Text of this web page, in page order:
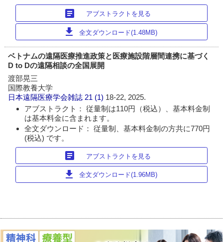
article アブストラクトを見る
download 全文ダウンロード(1.48MB)
ベトナムの遠隔医療推進政策と医療施設階層間連携に基づく
D to Dの遠隔相談の全国展開
渡部晃三
国際教養大学
日本遠隔医療学会雑誌 21 (1) 18-22, 2025.
アブストラクト： 従量制は110円（税込）、基本料金制
は基本料金に含まれます。
全文ダウンロード： 従量制、基本料金制の方共に770円
(税込) です。
article アブストラクトを見る
download 全文ダウンロード(1.96MB)